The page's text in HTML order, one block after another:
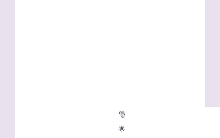
🎅
🌟